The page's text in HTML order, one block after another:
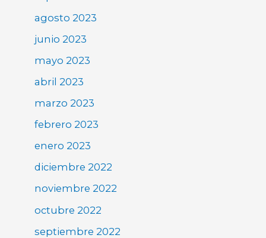
agosto 2023
junio 2023
mayo 2023
abril 2023
marzo 2023
febrero 2023
enero 2023
diciembre 2022
noviembre 2022
octubre 2022
septiembre 2022